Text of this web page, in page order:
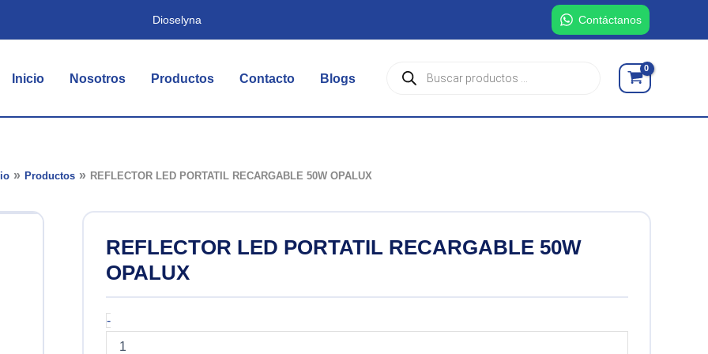
Dioselyna Contáctanos
Inicio Nosotros Productos Contacto Blogs
Búsqueda
Productos REFLECTOR LED PORTATIL RECARGABLE 50W OPALUX
REFLECTOR LED PORTATIL RECARGABLE 50W
OPALUX
-REFLECTOR
LED
PORTATIL